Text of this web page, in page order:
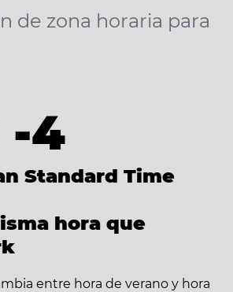
de zona horaria para
-4
Standard Time
hora que
entre hora de verano y hora